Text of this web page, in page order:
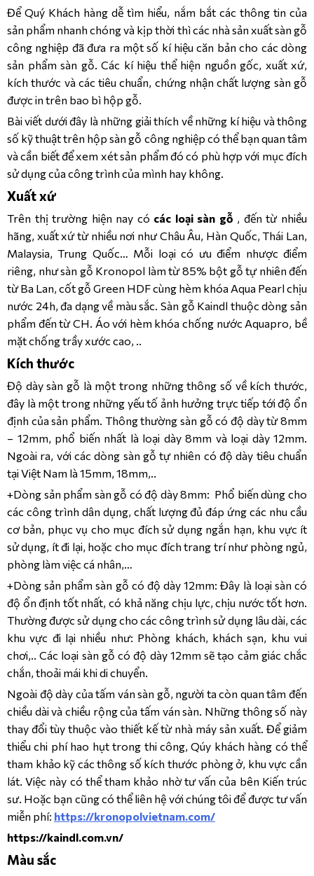
–
12MM/AC5
Để Quý Khách hàng dễ tìm hiểu, nắm bắt các thông tin của
sản phẩm nhanh chóng và kịp thời thì các nhà sản xuất sàn gỗ
công nghiệp đã đưa ra một số kí hiệu căn bản cho các dòng
sản phẩm sàn gỗ. Các kí hiệu thể hiện nguồn gốc, xuất xứ,
kích thước và các tiêu chuẩn, chứng nhận chất lượng sàn gỗ
được in trên bao bì hộp gỗ.
Bài viết dưới đây là những giải thích về những kí hiệu và thông
số kỹ thuật trên hộp sàn gỗ công nghiệp có thể bạn quan tâm
và cần biết để xem xét sản phẩm đó có phù hợp với mục đích
sử dụng của công trình của mình hay không.
Xuất xứ
Trên thị trường hiện nay có các loại sàn gỗ , đến từ nhiều
hãng, xuất xứ từ nhiều nơi như Châu Âu, Hàn Quốc, Thái Lan,
Malaysia, Trung Quốc… Mỗi loại có ưu điểm nhược điểm
riêng, như sàn gỗ Kronopol làm từ 85% bột gỗ tự nhiên đến
từ Ba Lan, cốt gỗ Green HDF cùng hèm khóa Aqua Pearl chịu
nước 24h, đa dạng về màu sắc. Sàn gỗ Kaindl thuộc dòng sản
phẩm đến từ CH. Áo với hèm khóa chống nước Aquapro, bề
mặt chống trầy xước cao, ..
Kích thước
Độ dày sàn gỗ là một trong những thông số về kích thước,
đây là một trong những yếu tố ảnh hưởng trực tiếp tới độ ổn
định của sản phẩm. Thông thường sàn gỗ có độ dày từ 8mm
– 12mm, phổ biến nhất là loại dày 8mm và loại dày 12mm.
Ngoài ra, với các dòng sàn gỗ tự nhiên có độ dày tiêu chuẩn
tại Việt Nam là 15mm, 18mm,..
+Dòng sản phẩm sàn gỗ có độ dày 8mm: Phổ biến dùng cho
các công trình dân dụng, chất lượng đủ đáp ứng các nhu cầu
cơ bản, phục vụ cho mục đích sử dụng ngắn hạn, khu vực ít
sử dụng, ít đi lại, hoặc cho mục đích trang trí như phòng ngủ,
phòng làm việc cá nhân,…
+Dòng sản phẩm sàn gỗ có độ dày 12mm: Đây là loại sàn có
độ ổn định tốt nhất, có khả năng chịu lực, chịu nước tốt hơn.
Thường được sử dụng cho các công trình sử dụng lâu dài, các
khu vực đi lại nhiều như: Phòng khách, khách sạn, khu vui
chơi,.. Các loại sàn gỗ có độ dày 12mm sẽ tạo cảm giác chắc
chắn, thoải mái khi di chuyển.
Ngoài độ dày của tấm ván sàn gỗ, người ta còn quan tâm đến
chiều dài và chiều rộng của tấm ván sàn. Những thông số này
thay đổi tùy thuộc vào thiết kế từ nhà máy sản xuất. Để giảm
thiểu chi phí hao hụt trong thi công, Qúy khách hàng có thể
tham khảo kỹ các thông số kích thước phòng ở, khu vực cần
lát. Việc này có thể tham khảo nhờ tư vấn của bên Kiến trúc
sư. Hoặc bạn cũng có thể liên hệ với chúng tôi để được tư vấn
miễn phí: https://kronopolvietnam.com/
https://kaindl.com.vn/
Màu sắc